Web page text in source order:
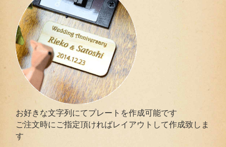
お好きな文字列にてプレートを作成可能です
ご注文時にご指定頂ければレイアウトして作成致しま
す